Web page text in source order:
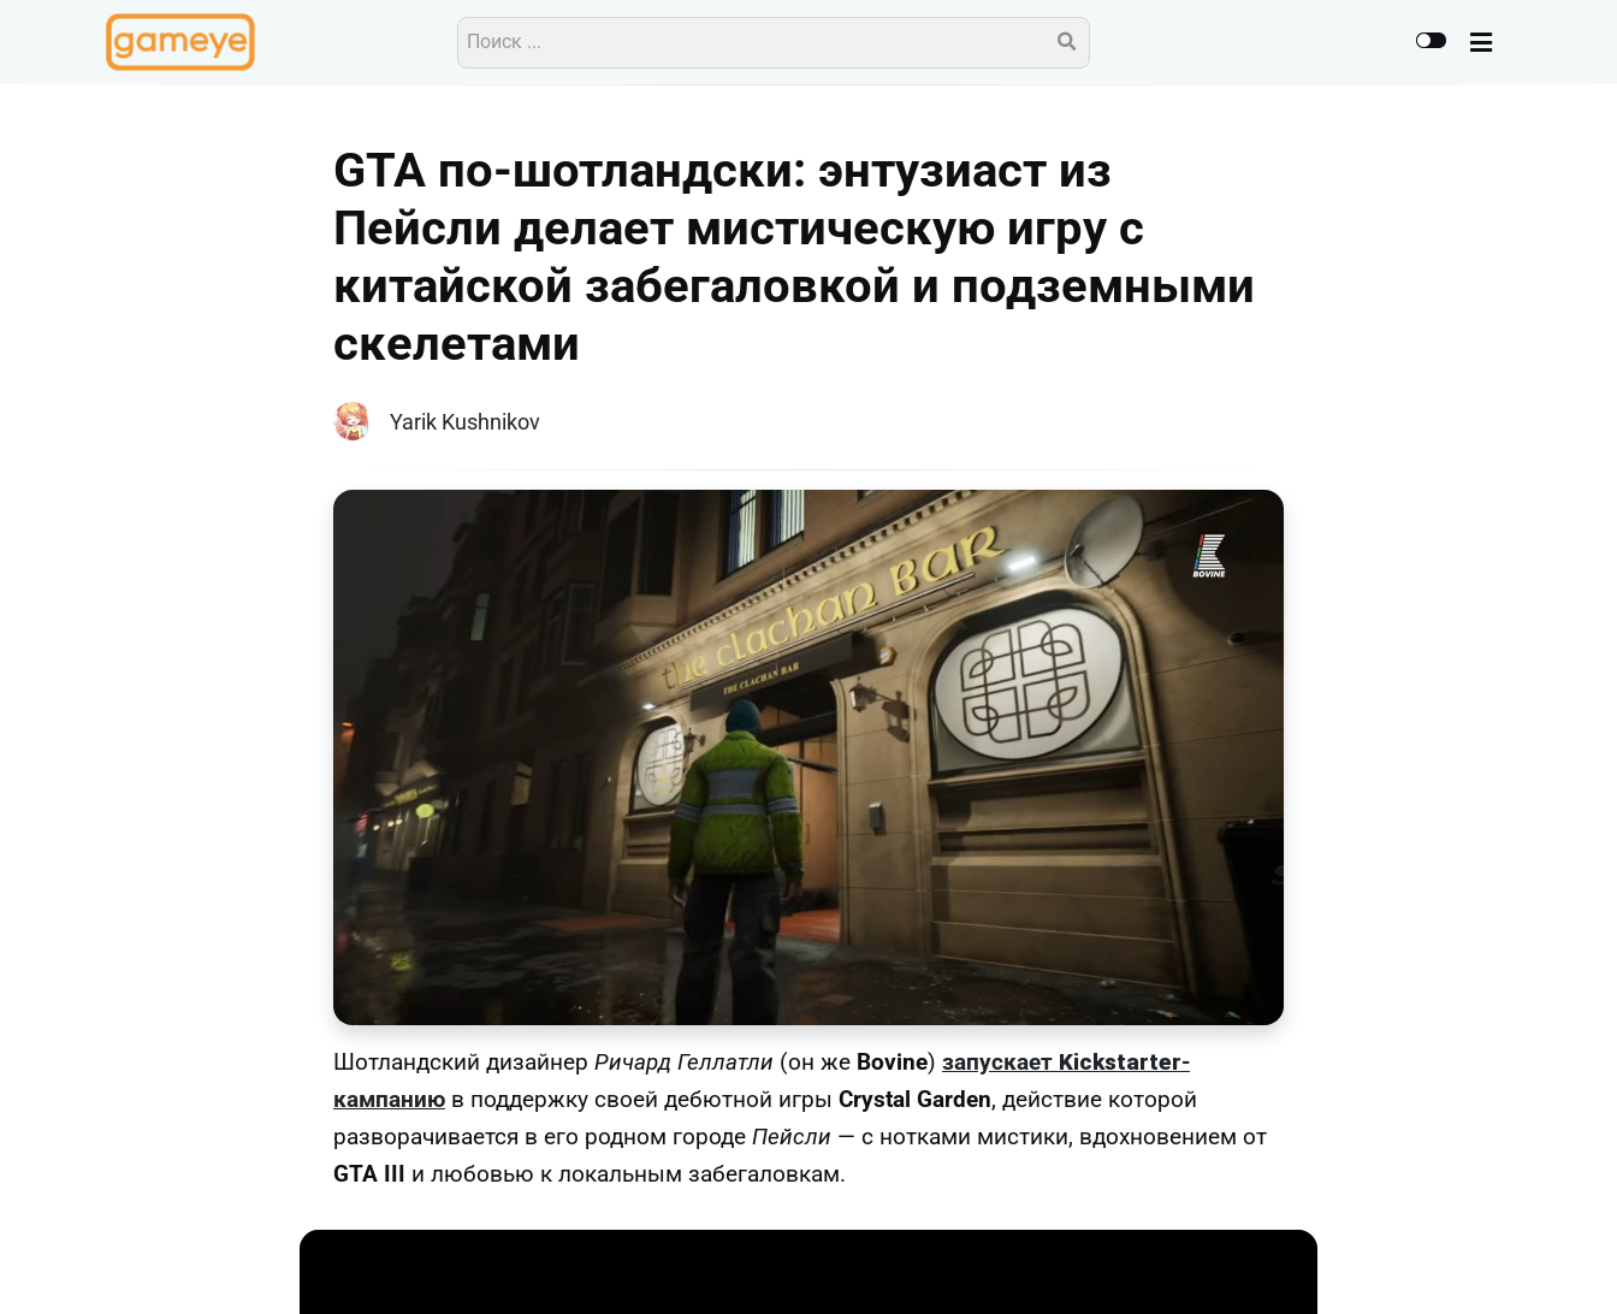
GTA по-шотландски: энтузиаст из
Пейсли делает мистическую игру с
китайской забегаловкой и подземными
скелетами
Yarik Kushnikov
Шотландский дизайнер Ричард Геллатли (он же Bovine) запускает Kickstarter-
кампанию в поддержку своей дебютной игры Crystal Garden, действие которой
разворачивается в его родном городе Пейсли — с нотками мистики, вдохновением от
GTA III и любовью к локальным забегаловкам.